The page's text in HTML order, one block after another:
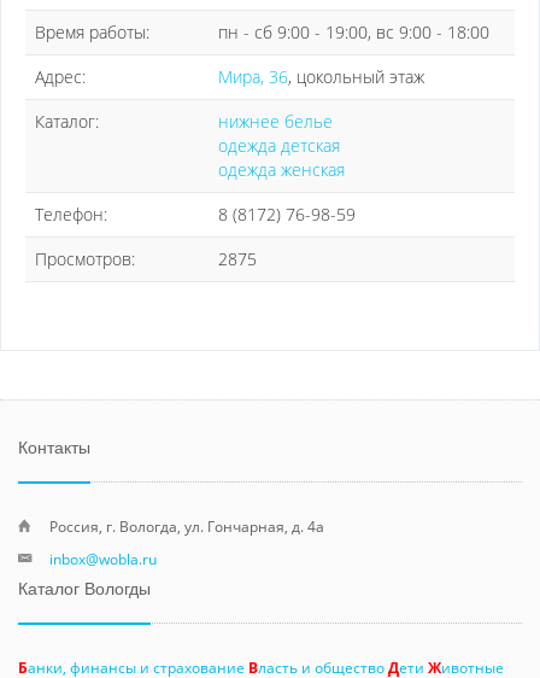
Время работы:
пн - сб 9:00 - 19:00, вс 9:00 - 18:00
Адрес:
Мира, 36, цокольный этаж
Каталог:
нижнее белье
одежда детская
одежда женская
Телефон:
8 (8172) 76-98-59
Просмотров:
2875
Контакты
Россия, г. Вологда, ул. Гончарная, д. 4а
inbox@wobla.ru
Каталог Вологды
Банки, финансы и страхование Власть и обществоДети Животные